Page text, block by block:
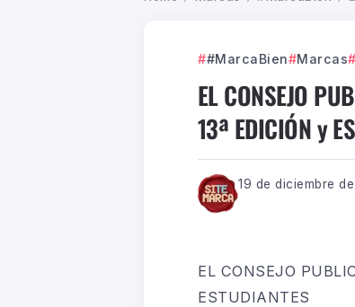
#MarcaBien Marcas
EL CONSEJO
13ª EDICIÓN y
19 de diciembre
EL CONSEJO
ESTUDIANTES